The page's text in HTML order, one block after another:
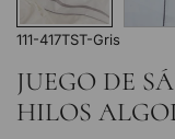
111-417TST-Gris
JUEGO DE
HILOS